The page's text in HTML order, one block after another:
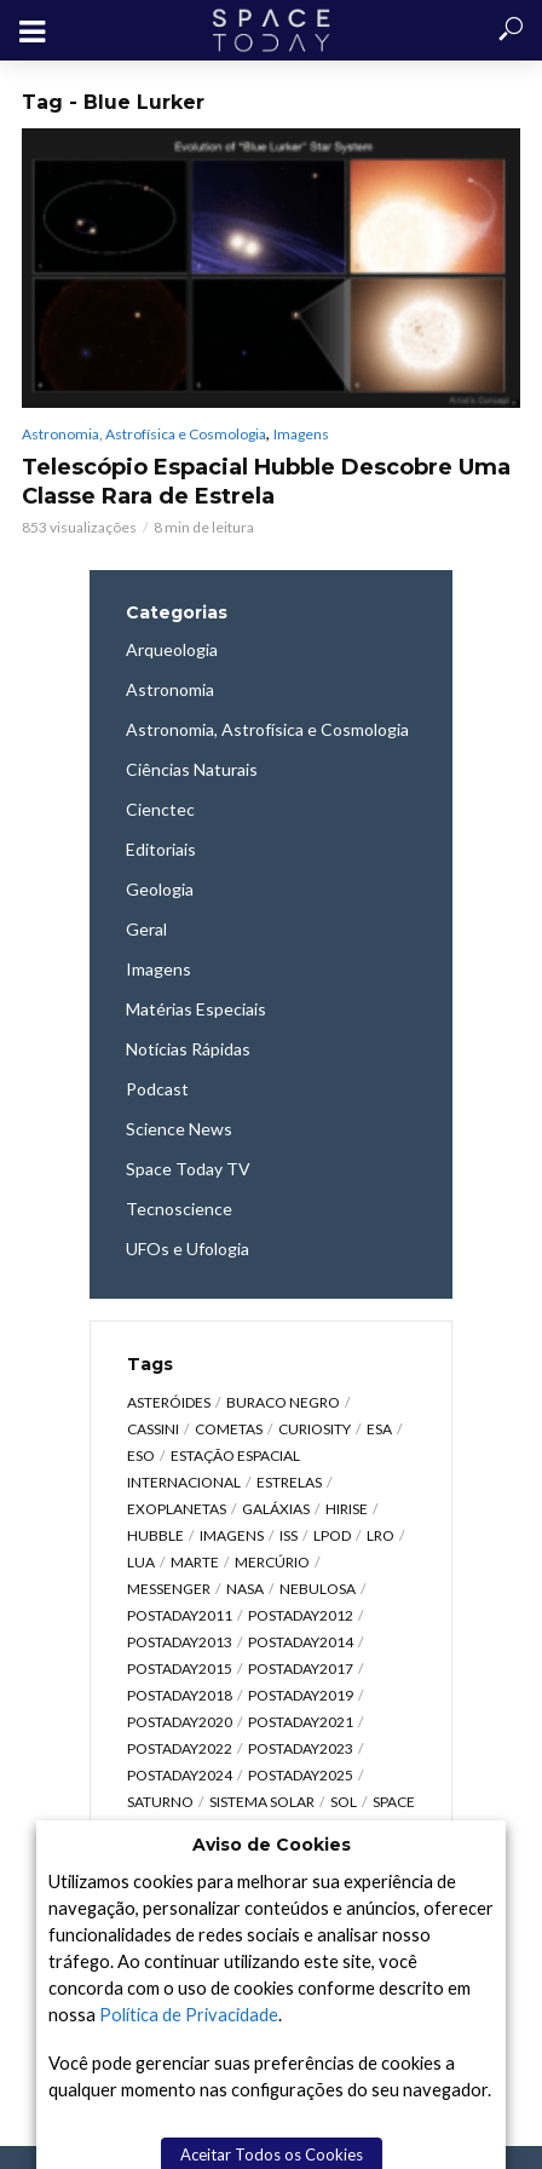
Tag - Blue Lurker
Astronomia, Astrofísica e Cosmologia, Imagens
Telescópio Espacial Hubble Descobre Uma
Classe Rara de Estrela
853 visualizações 8 min de leitura
Categorias
Arqueologia
Astronomia
Astronomia, Astrofísica e Cosmologia
Ciências Naturais
Cienctec
Editoriais
Geologia
Geral
Imagens
Matérias Especiais
Notícias Rápidas
Podcast
Science News
Space Today TV
Tecnoscience
UFOs e Ufologia
Tags
ASTERÓIDES
BURACO NEGRO
CASSINI
COMETAS CURIOSITY
ESA
ESO
ESTAÇÃO ESPACIAL
INTERNACIONAL
ESTRELAS
EXOPLANETAS
GALÁXIAS
HIRISE
HUBBLE
IMAGENS ISS LPOD
LRO
LUA
MARTE
MERCÚRIO
MESSENGER
NASA
NEBULOSA
POSTADAY2011
POSTADAY2012
POSTADAY2013
POSTADAY2014
POSTADAY2015
POSTADAY2017
POSTADAY2018
POSTADAY2019
POSTADAY2020
POSTADAY2021
POSTADAY2022
POSTADAY2023
POSTADAY2024
POSTADAY2025
SATURNO
SISTEMA SOLAR SOL
SPACE
UNIVERSO
VÍDEO
Arquivo
Arquivo
Aviso de Cookies
Utilizamos cookies para melhorar sua experiência de
navegação, personalizar conteúdos e anúncios, oferecer
funcionalidades de redes sociais e analisar nosso
tráfego. Ao continuar utilizando este site, você
concorda com o uso de cookies conforme descrito em
nossa Política de Privacidade.
Você pode gerenciar suas preferências de cookies a
qualquer momento nas configurações do seu navegador.
Aceitar Todos os Cookies